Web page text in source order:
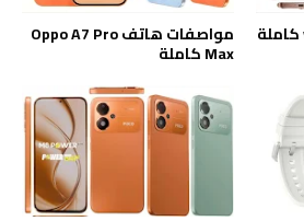
مواصفات هاتف Oppo A7 Pro
Max كاملة